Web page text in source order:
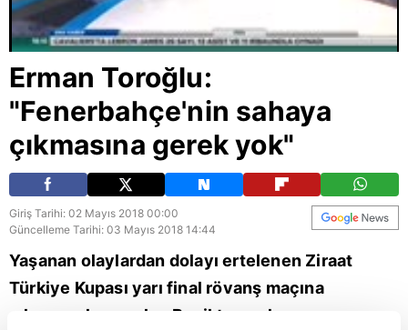
Erman Toroğlu:
"Fenerbahçe'nin sahaya
çıkmasına gerek yok"
Giriş Tarihi: 02 Mayıs 2018 00:00
Güncelleme Tarihi: 03 Mayıs 2018 14:44
Yaşanan olaylardan dolayı ertelenen Ziraat
Türkiye Kupası yarı final rövanş maçına
çıkmama kararı alan Beşiktaş, sahaya